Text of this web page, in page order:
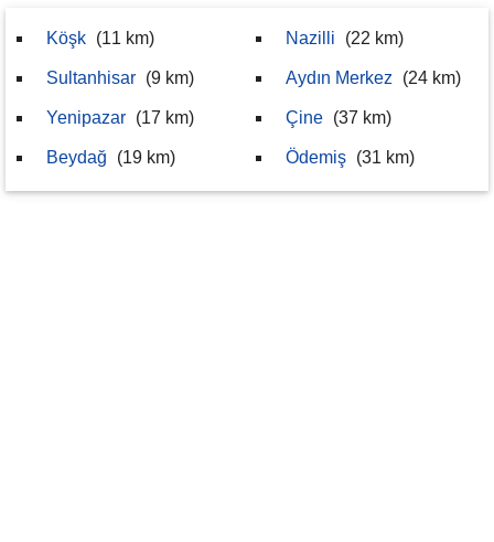
Köşk (11 km)
Sultanhisar (9 km)
Yenipazar (17 km)
Beydağ (19 km)
Nazilli (22 km)
Aydın Merkez (24 km)
Çine (37 km)
Ödemiş (31 km)